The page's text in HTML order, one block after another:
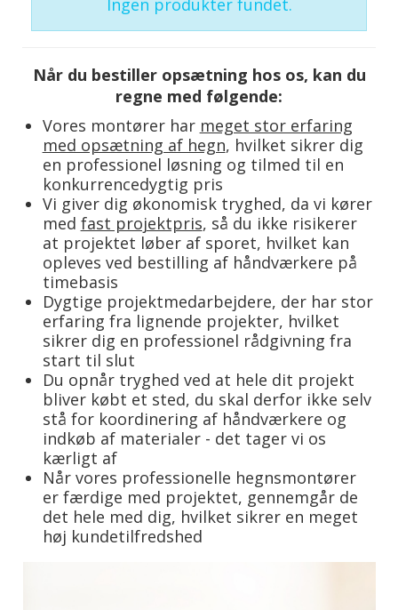
Når du bestiller opsætning hos os, kan du
regne med følgende:
Vores montører har meget stor erfaring
med opsætning af hegn, hvilket sikrer dig
en professionel løsning og tilmed til en
konkurrencedygtig pris
Vi giver dig økonomisk tryghed, da vi kører
med fast projektpris, så du ikke risikerer
at projektet løber af sporet, hvilket kan
opleves ved bestilling af håndværkere på
timebasis
Dygtige projektmedarbejdere, der har stor
erfaring fra lignende projekter, hvilket
sikrer dig en professionel rådgivning fra
start til slut
Du opnår tryghed ved at hele dit projekt
bliver købt et sted, du skal derfor ikke selv
stå for koordinering af håndværkere og
indkøb af materialer - det tager vi os
kærligt af
Når vores professionelle hegnsmontører
er færdige med projektet, gennemgår de
det hele med dig, hvilket sikrer en meget
høj kundetilfredshed